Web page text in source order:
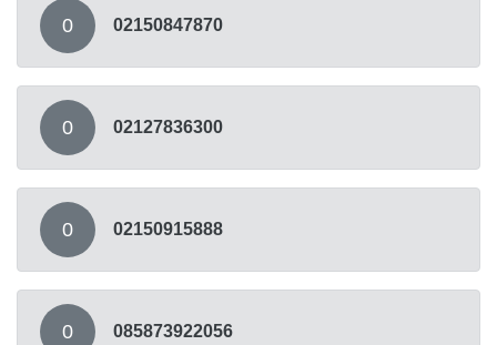
0 02150847870
0 02127836300
0 02150915888
0 085873922056